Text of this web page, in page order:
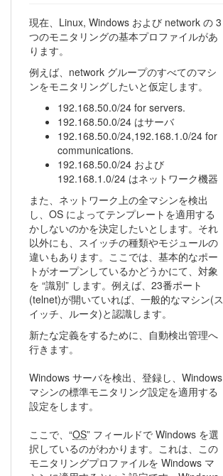
現在、Linux, Windows および network の 3
つのモニタリングの基本プロファイルがあ
ります。
例えば、network グループのすべてのマシ
ンをモニタリングしたいと仮定します。
192.168.50.0/24 for servers.
192.168.50.0/24 はサーバ
192.168.50.0/24,192.168.1.0/24 for
communications.
192.168.50.0/24 および
192.168.1.0/24 はネットワーク機器
また、ネットワーク上の全マシンを検出
し、OS によってテンプレートを適用する
かしないのかを決定したいとします。それ
以外にも、スイッチの種類やモジュールの
違いもあります。ここでは、基本的なポー
トがオープンしているかどうかにて、対象
を “識別” します。例えば、23番ポート
(telnet)が開いていれば、一般的なマシン(ス
イッチ、ルータ)と認識します。
新たな定義をするために、自動検出管理へ
行きます。
Windows サーバを検出、登録し、Windows
マシンの標準モニタリング設定を適用する
設定をします。
ここで、“OS” フィールドで Windows を選
択しているのがわかります。これは、この
モニタリングプロファイルを Windows マ